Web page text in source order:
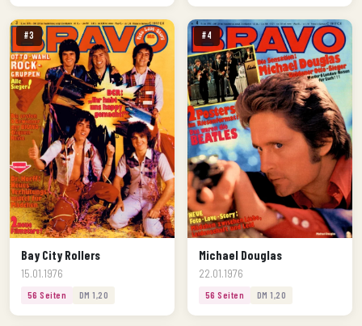
#3
Bay City Rollers
15.01.1976
56 Seiten DM 1,20
#4
Michael Douglas
22.01.1976
56 Seiten DM 1,20